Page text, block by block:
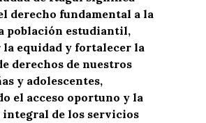
derecho fundamental a la
población estudiantil,
la equidad y fortalecer la
derechos de nuestros
y adolescentes,
el acceso oportuno y la
integral de los servicios